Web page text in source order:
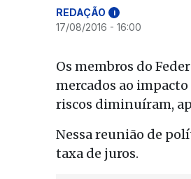
REDAÇÃO i
17/08/2016 - 16:00
Os membros do
mercados ao
riscos diminuíram,
Nessa reunião de
taxa de juros.